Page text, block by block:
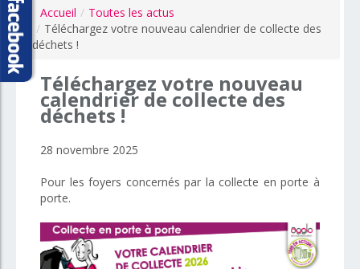
Accueil / Toutes les actus
/ Téléchargez votre nouveau calendrier de collecte des
déchets !
Téléchargez votre nouveau
calendrierde collectedes
déchets !
28 novembre 2025
Pour les foyers concernés par la collecte en porte à
porte.